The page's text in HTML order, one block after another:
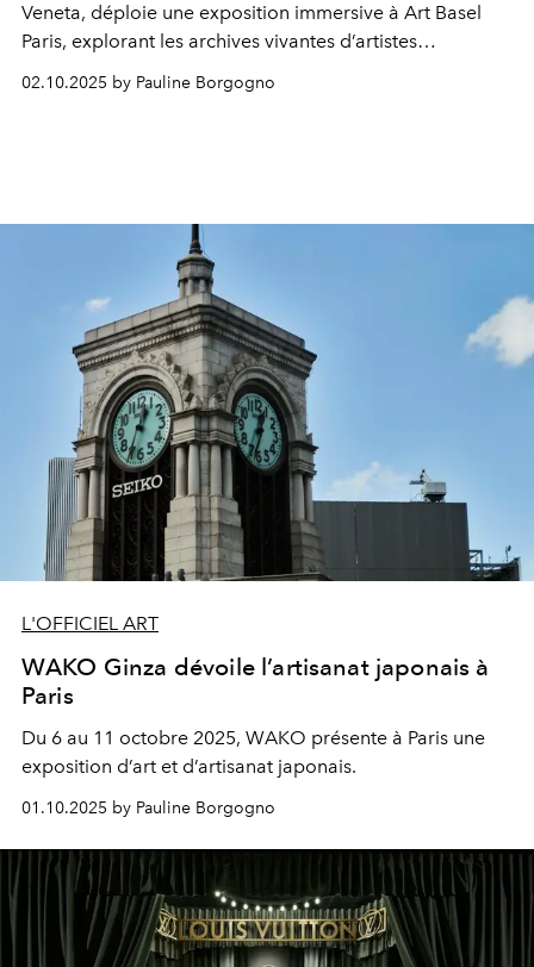
Veneta, déploie une exposition immersive à Art Basel
Paris, explorant les archives vivantes d’artistes
visionnaires.
02.10.2025 by Pauline Borgogno
L'OFFICIEL ART
WAKO Ginza dévoile l’artisanat japonais à
Paris
Du 6 au 11 octobre 2025, WAKO présente à Paris une
exposition d’art et d’artisanat japonais.
01.10.2025 by Pauline Borgogno